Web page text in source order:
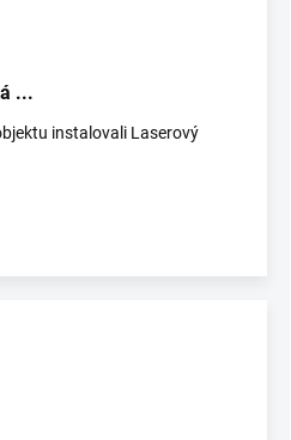
...
instalovali Laserový